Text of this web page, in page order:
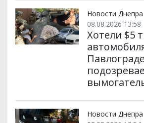
Новости Днепра
08.08.2026 13:58
Хотели $5
Новости Днепра